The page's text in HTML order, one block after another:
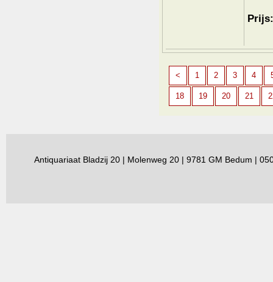
< 1 2 3 4
18 19 20 21
Antiquariaat Bladzij 20 | Molenweg 20 | 9781 GM Bedum |